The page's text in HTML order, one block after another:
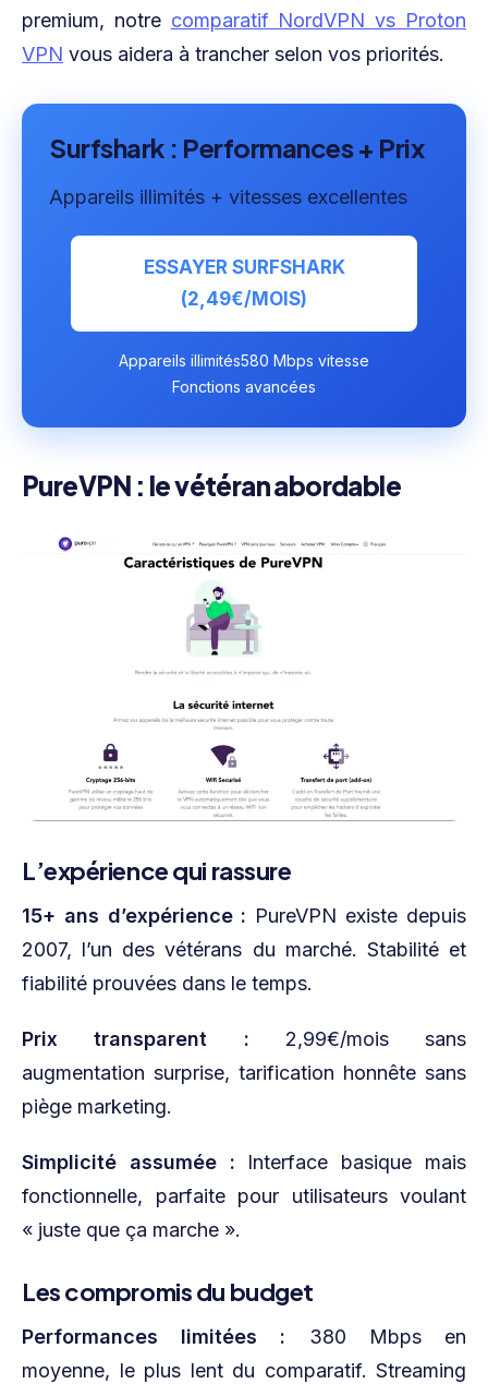
premium, notre comparatif NordVPN vs Proton
VPN vous aidera à trancher selon vos priorités.
Surfshark : Performances + Prix
Appareils illimités + vitesses excellentes
ESSAYER SURFSHARK
(2,49€/MOIS)
Appareils illimités580 Mbps vitesse
Fonctions avancées
PureVPN : le vétéran abordable
L’expérience qui rassure
15+ ans d’expérience : PureVPN existe depuis
2007, l’un des vétérans du marché. Stabilité et
fiabilité prouvées dans le temps.
Prix transparent : 2,99€/mois sans
augmentation surprise, tarification honnête sans
piège marketing.
Simplicité assumée : Interface basique mais
fonctionnelle, parfaite pour utilisateurs voulant
« juste que ça marche ».
Les compromis du budget
Performances limitées : 380 Mbps en
moyenne, le plus lent du comparatif. Streaming